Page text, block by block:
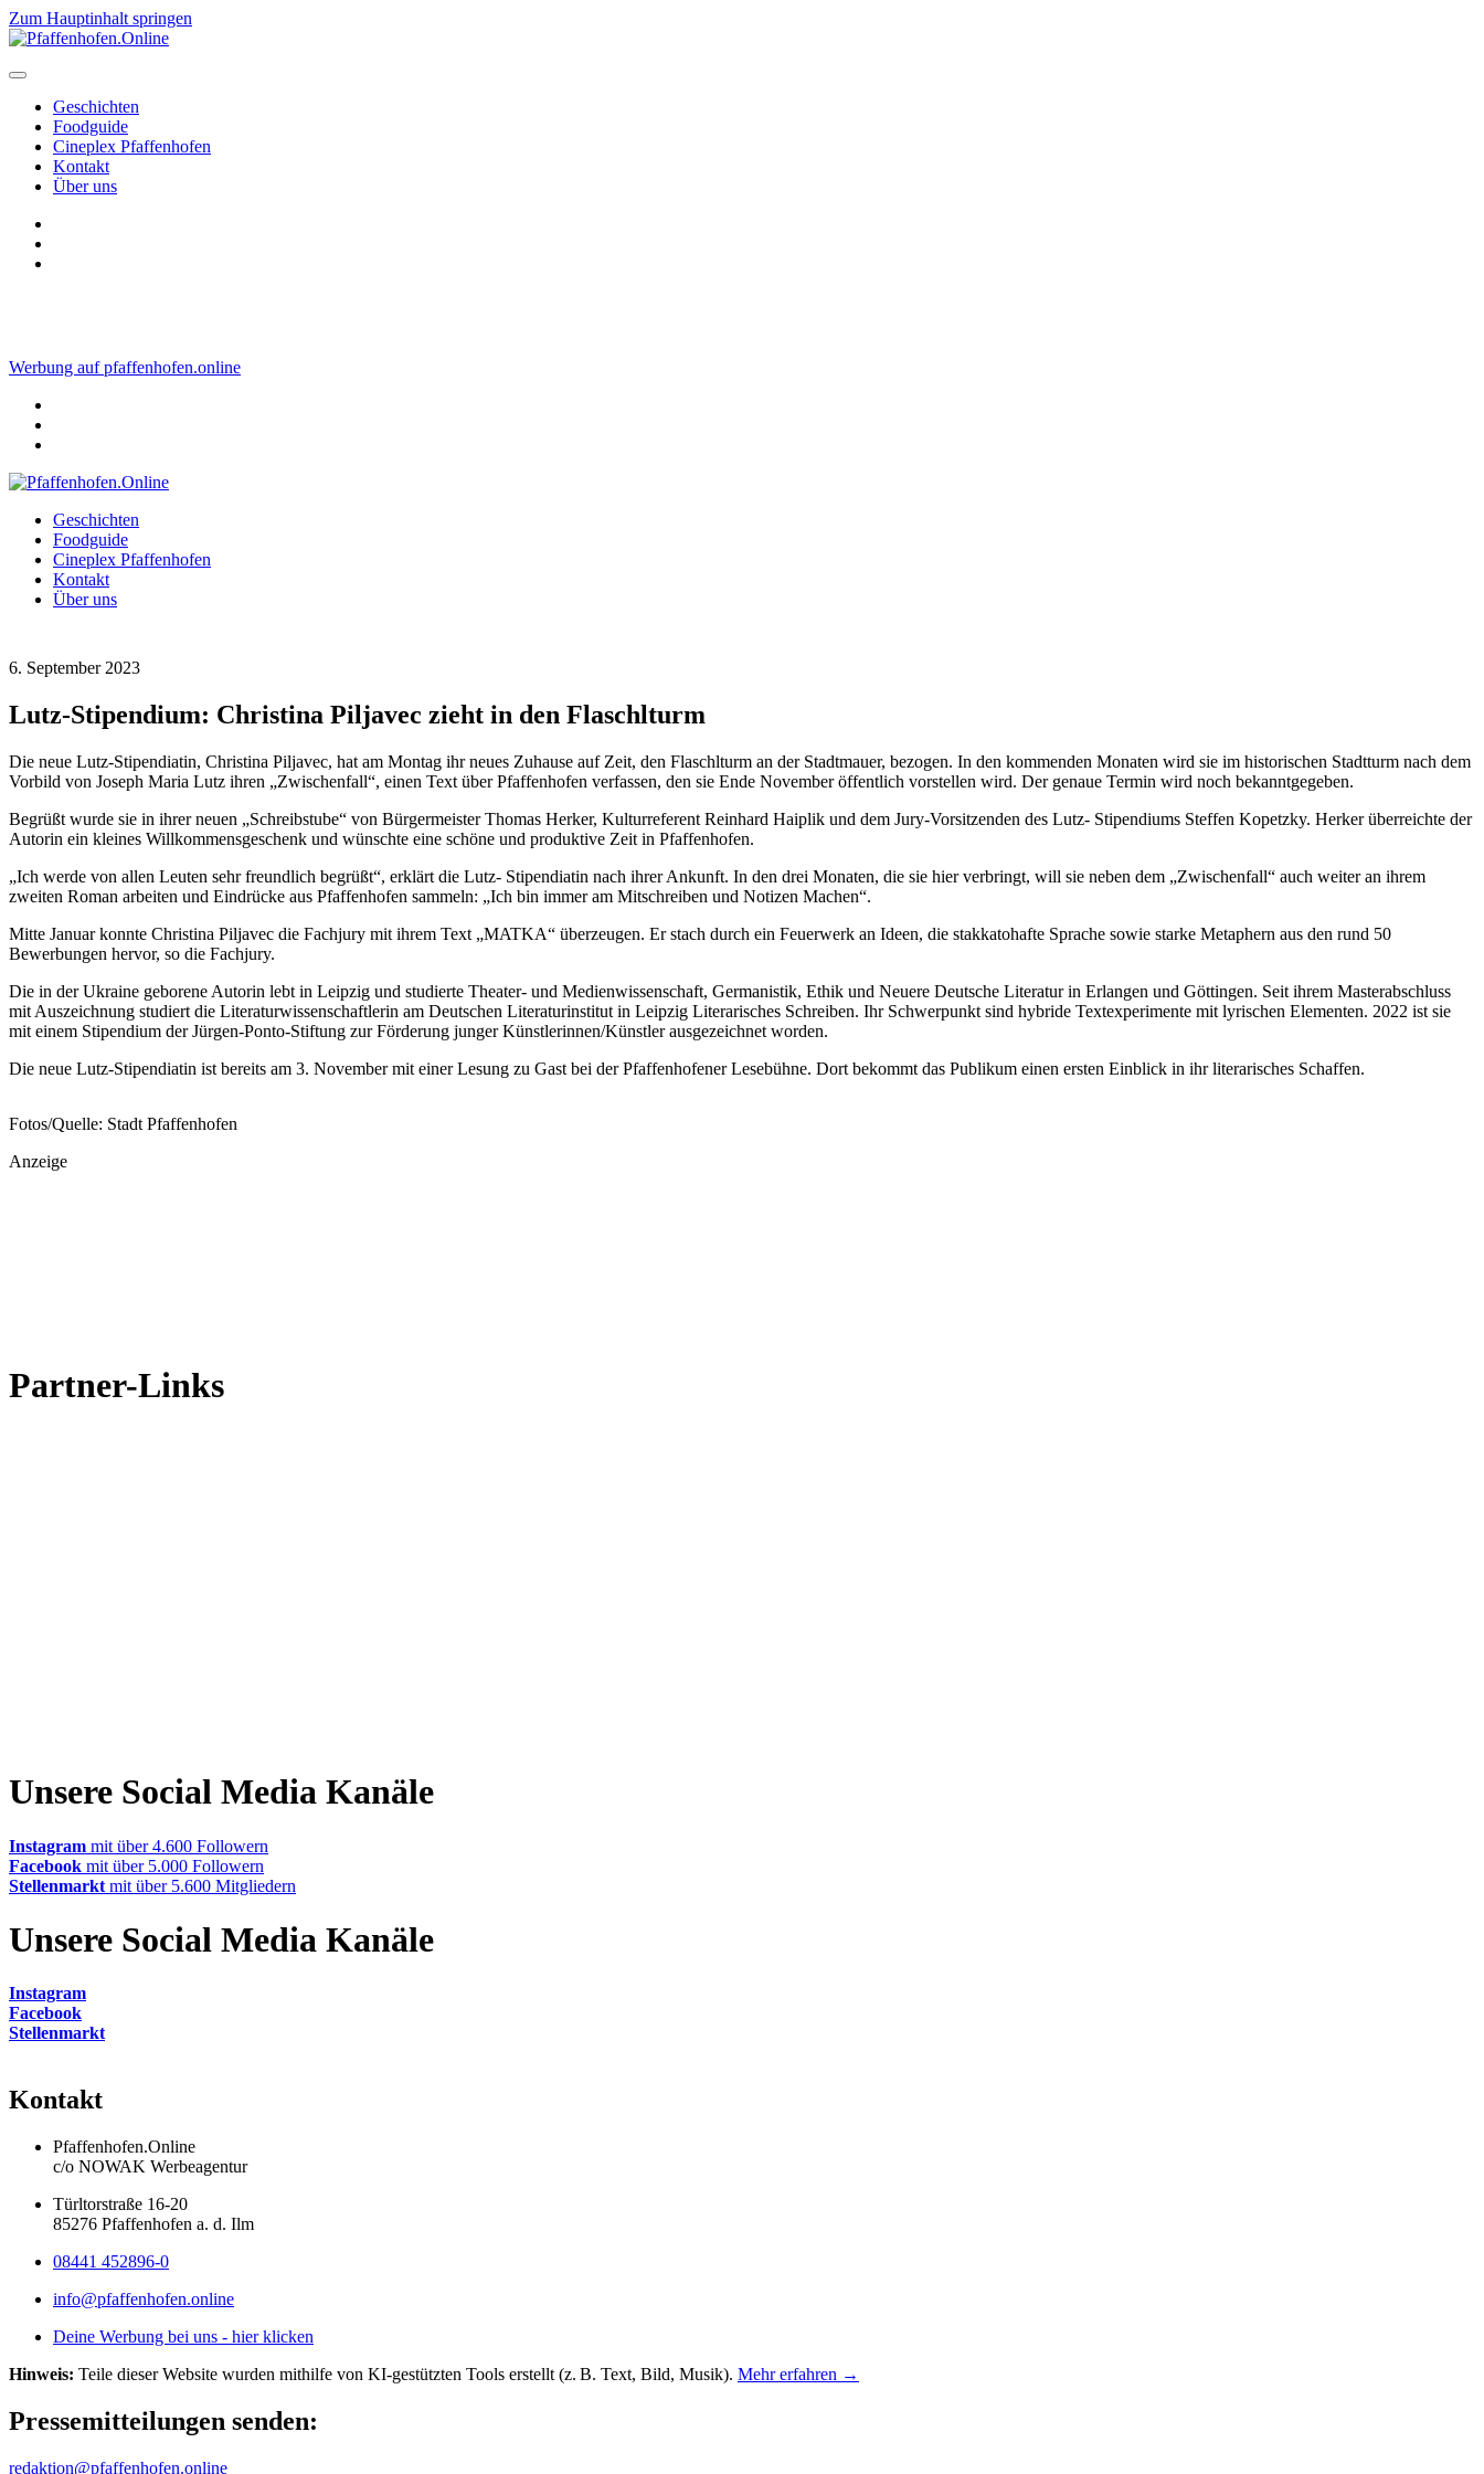
Zum Hauptinhalt springen
Geschichten
Foodguide
Cineplex Pfaffenhofen
Kontakt
Über uns
Werbung auf pfaffenhofen.online
Geschichten
Foodguide
Cineplex Pfaffenhofen
Kontakt
Über uns
6. September 2023
Lutz-Stipendium: Christina Piljavec zieht in den Flaschlturm
Die neue Lutz-Stipendiatin, Christina Piljavec, hat am Montag ihr neues Zuhause auf Zeit, den Flaschlturm an der Stadtmauer, bezogen. In den kommenden Monaten wird sie im historischen Stadtturm nach dem
Vorbild von Joseph Maria Lutz ihren „Zwischenfall“, einen Text über Pfaffenhofen verfassen, den sie Ende November öffentlich vorstellen wird. Der genaue Termin wird noch bekanntgegeben.
Begrüßt wurde sie in ihrer neuen „Schreibstube“ von Bürgermeister Thomas Herker, Kulturreferent Reinhard Haiplik und dem Jury-Vorsitzenden des Lutz- Stipendiums Steffen Kopetzky. Herker überreichte der
Autorin ein kleines Willkommensgeschenk und wünschte eine schöne und produktive Zeit in Pfaffenhofen.
„Ich werde von allen Leuten sehr freundlich begrüßt“, erklärt die Lutz- Stipendiatin nach ihrer Ankunft. In den drei Monaten, die sie hier verbringt, will sie neben dem „Zwischenfall“ auch weiter an ihrem
zweiten Roman arbeiten und Eindrücke aus Pfaffenhofen sammeln: „Ich bin immer am Mitschreiben und Notizen Machen“.
Mitte Januar konnte Christina Piljavec die Fachjury mit ihrem Text „MATKA“ überzeugen. Er stach durch ein Feuerwerk an Ideen, die stakkatohafte Sprache sowie starke Metaphern aus den rund 50
Bewerbungen hervor, so die Fachjury.
Die in der Ukraine geborene Autorin lebt in Leipzig und studierte Theater- und Medienwissenschaft, Germanistik, Ethik und Neuere Deutsche Literatur in Erlangen und Göttingen. Seit ihrem Masterabschluss
mit Auszeichnung studiert die Literaturwissenschaftlerin am Deutschen Literaturinstitut in Leipzig Literarisches Schreiben. Ihr Schwerpunkt sind hybride Textexperimente mit lyrischen Elementen. 2022 ist sie
mit einem Stipendium der Jürgen-Ponto-Stiftung zur Förderung junger Künstlerinnen/Künstler ausgezeichnet worden.
Die neue Lutz-Stipendiatin ist bereits am 3. November mit einer Lesung zu Gast bei der Pfaffenhofener Lesebühne. Dort bekommt das Publikum einen ersten Einblick in ihr literarisches Schaffen.
Fotos/Quelle: Stadt Pfaffenhofen
Anzeige
Partner-Links
Unsere Social Media Kanäle
Instagram mit über 4.600 Followern
Facebook mit über 5.000 Followern
Stellenmarkt mit über 5.600 Mitgliedern
Unsere Social Media Kanäle
Instagram
Facebook
Stellenmarkt
Kontakt
Pfaffenhofen.Online
c/o NOWAK Werbeagentur
Türltorstraße 16-20
85276 Pfaffenhofen a. d. Ilm
08441 452896-0
info@pfaffenhofen.online
Deine Werbung bei uns - hier klicken
Hinweis: Teile dieser Website wurden mithilfe von KI-gestützten Tools erstellt (z. B. Text, Bild, Musik). Mehr erfahren →
Pressemitteilungen senden:
redaktion@pfaffenhofen.online